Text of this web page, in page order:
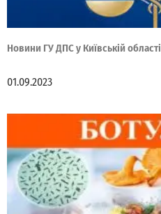
Новини ГУ ДПС у Київській області
01.09.2023